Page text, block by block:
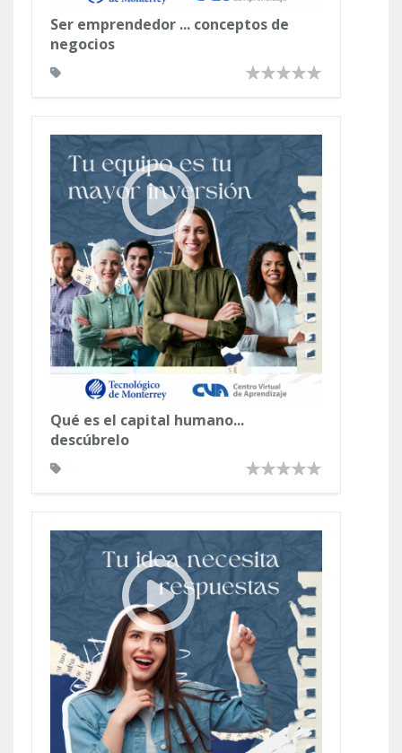
Ser emprendedor ... conceptos de
negocios
Qué es el capital humano...
descúbrelo